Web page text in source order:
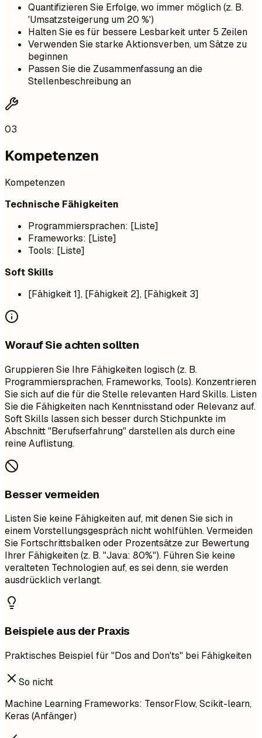
Quantifizieren Sie Erfolge, wo immer möglich (z. B.
'Umsatzsteigerung um 20 %')
Halten Sie es für bessere Lesbarkeit unter 5 Zeilen
Verwenden Sie starke Aktionsverben, um Sätze zu
beginnen
Passen Sie die Zusammenfassung an die
Stellenbeschreibung an
03
Kompetenzen
Kompetenzen
Technische Fähigkeiten
Programmiersprachen: [Liste]
Frameworks: [Liste]
Tools: [Liste]
Soft Skills
[Fähigkeit 1], [Fähigkeit 2], [Fähigkeit 3]
Worauf Sie achten sollten
Gruppieren Sie Ihre Fähigkeiten logisch (z. B.
Programmiersprachen, Frameworks, Tools). Konzentrieren
Sie sich auf die für die Stelle relevanten Hard Skills. Listen
Sie die Fähigkeiten nach Kenntnisstand oder Relevanz auf.
Soft Skills lassen sich besser durch Stichpunkte im
Abschnitt "Berufserfahrung" darstellen als durch eine
reine Auflistung.
Besser vermeiden
Listen Sie keine Fähigkeiten auf, mit denen Sie sich in
einem Vorstellungsgespräch nicht wohlfühlen. Vermeiden
Sie Fortschrittsbalken oder Prozentsätze zur Bewertung
Ihrer Fähigkeiten (z. B. "Java: 80%"). Führen Sie keine
veralteten Technologien auf, es sei denn, sie werden
ausdrücklich verlangt.
Beispiele aus der Praxis
Praktisches Beispiel für "Dos and Don'ts" bei Fähigkeiten
So nicht
Machine Learning Frameworks: TensorFlow, Scikit-learn,
Keras (Anfänger)